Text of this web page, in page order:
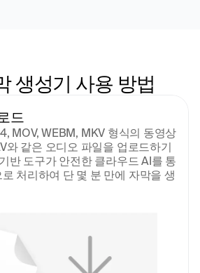
생성기 사용 방법
드
MOV, WEBM, MKV 형식의 동영상
와 같은 오디오 파일을 업로드하기
반 도구가 안전한 클라우드 AI를 통
처리하여 단 몇 분 만에 자막을 생